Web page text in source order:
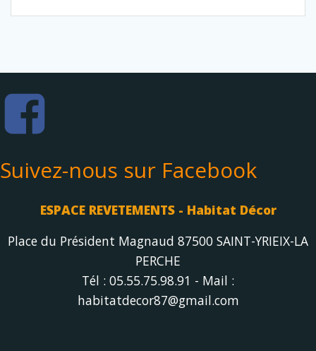
Suivez-nous sur Facebook
ESPACE REVETEMENTS - Habitat Décor
Place du Président Magnaud 87500 SAINT-YRIEIX-LA
PERCHE
Tél : 05.55.75.98.91 - Mail :
habitatdecor87@gmail.com